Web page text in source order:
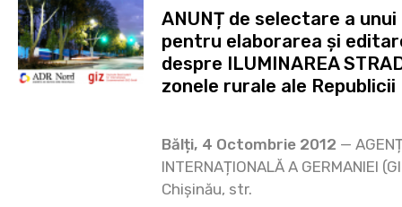
ANUNȚ de selectare a
pentru elaborarea și
despre ILUMINAREA
zonele rurale ale Republicii
Bălți, 4 Octombrie 2012 —
INTERNAȚIONALĂ A GERMANIEI
Chișinău, str.